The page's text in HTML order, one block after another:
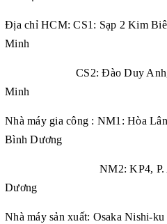
Địa chỉ HCM: CS1: Sạp 2 Kim
Minh
CS2: Đào Duy Anh, P.
Minh
Nhà máy gia công : NM1: Hòa
Bình Dương
NM2: KP4, P. An
Dương
Nhà máy sản xuất: Osaka Nishi-